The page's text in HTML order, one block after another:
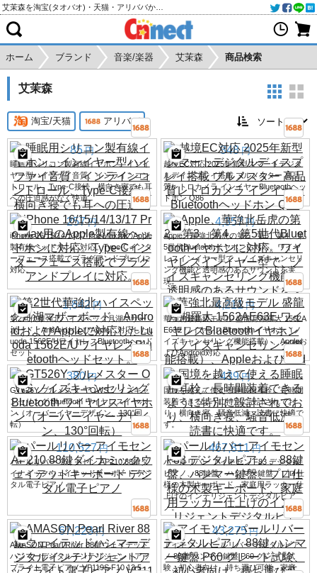
ホーム ブランド 音楽/楽器 艾茉森 商品検索
艾茉森
淘宝/天猫 アリババ
85 円
睡眠用シリコン製有線イヤホン。インイ
ヤー型ハイファイ音質、インラインコン
トロール、Type-C接続、横向き寝でも耳
への圧迫感がなく快適。
348 円
越境EC対応 2025年新型スマートデジタ
ルディスプレイ搭載 ブルメスター 高品
質レトロカメラ インイヤーBluetoothヘッ
ドホン Q86
257 円
iPhone 16/15/14/13/17 Pro Max用のApple
製有線ヘッドホンに対応。Type-Cインタ
ーフェース搭載でプラグアンドプレイに
対応。
4,357 円
Apple、華強北岳虎の第2、第3、第4、第
5世代Bluetoothイヤホンに対応。ワイヤ
レスインイヤー型で、ノイズキャンセリ
ング機能と透明感のあるサウンドを実
現。
1,842 円
第2世代華強北ハイスペック月湖マザー
ボード、AndroidおよびAppleに対応したL
uoda 1562E/UワイヤレスBluetoothヘッド
セット。
4,211 円
華強北最高級モデル 盛龍月湖羅大 1562A
E63E ワイヤレスBluetoothイヤホン（ノ
イズキャンセリング機能搭載）、Appleお
よびAndroid対応
380 円
GT526Y ブルメスター OWS ノイズキャ
ンセリング Bluetooth ワイヤレスイヤホ
ン（オーバーイヤーデザイン、130°回
転）
439 円
国境を越えて使える睡眠用耳栓。長時間
装着できるように特別に設計されてお
り、横向き寝、騒音低減、読書に快適で
す。
110,527 円
パールリバー アイモセン AP210 88鍵ダ
イナミックウェイテッドキーボード デジ
タル電子ピアノ
467,811 円
パールリバー アイモセン F83 デジタル
ピアノ、88鍵盤、ハンマー鍵盤、プロ仕
様の木製キーボード、家庭用ラッカー仕
上げのインテリジェントデジタルピア
ノ。
67,223 円
AMASON Pearl River 88鍵ウェイテッド
ハンマーデジタルインテリジェントアッ
プライト電子ピアノ VP119S F10 13 5
43,275 円
アイモソン パールリバー デジタルピア
ノ 88鍵 ハンマー鍵盤 P60 グレード試
験、初心者向け、持ち運び可能、家庭